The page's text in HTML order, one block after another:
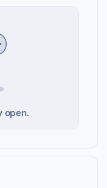
open.